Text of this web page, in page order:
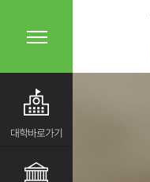
대학바로가기